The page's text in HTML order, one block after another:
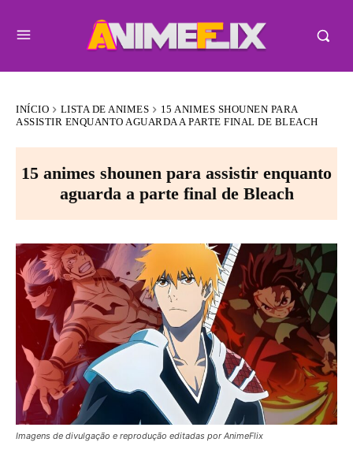
INÍCIO LISTA DE ANIMES
15 ANIMES SHOUNEN PARA
ASSISTIR ENQUANTO AGUARDA A PARTE FINAL DE BLEACH
15 animes shounen para assistir enquanto
aguarda a parte final de Bleach
Imagens de divulgação e reprodução editadas por AnimeFlix